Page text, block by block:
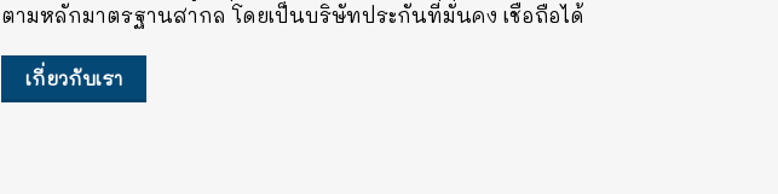
ตามหลักมาตรฐานสากล โดยเป็นบริษัทประกันที่มั่นคง เชื่อถือได้
เกี่ยวกับเรา